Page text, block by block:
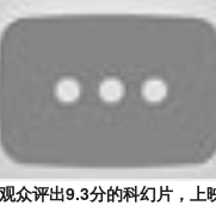
众评出9.3分的科幻片，上